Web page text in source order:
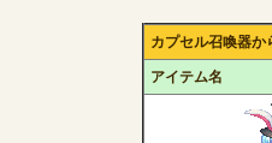
カプセル召喚器
アイテム名